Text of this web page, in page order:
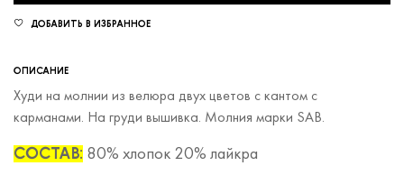
ДОБАВИТЬ В ИЗБРАННОЕ
ОПИСАНИЕ
Худи на молнии из велюра двух цветов с кантом с
карманами. На груди вышивка. Молния марки SAB.
СОСТАВ: 80% хлопок 20% лайкра